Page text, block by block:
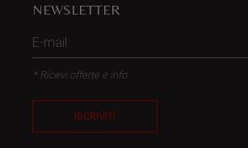
NEWSLETTER
* Ricevi offerte e info
ISCRIVITI